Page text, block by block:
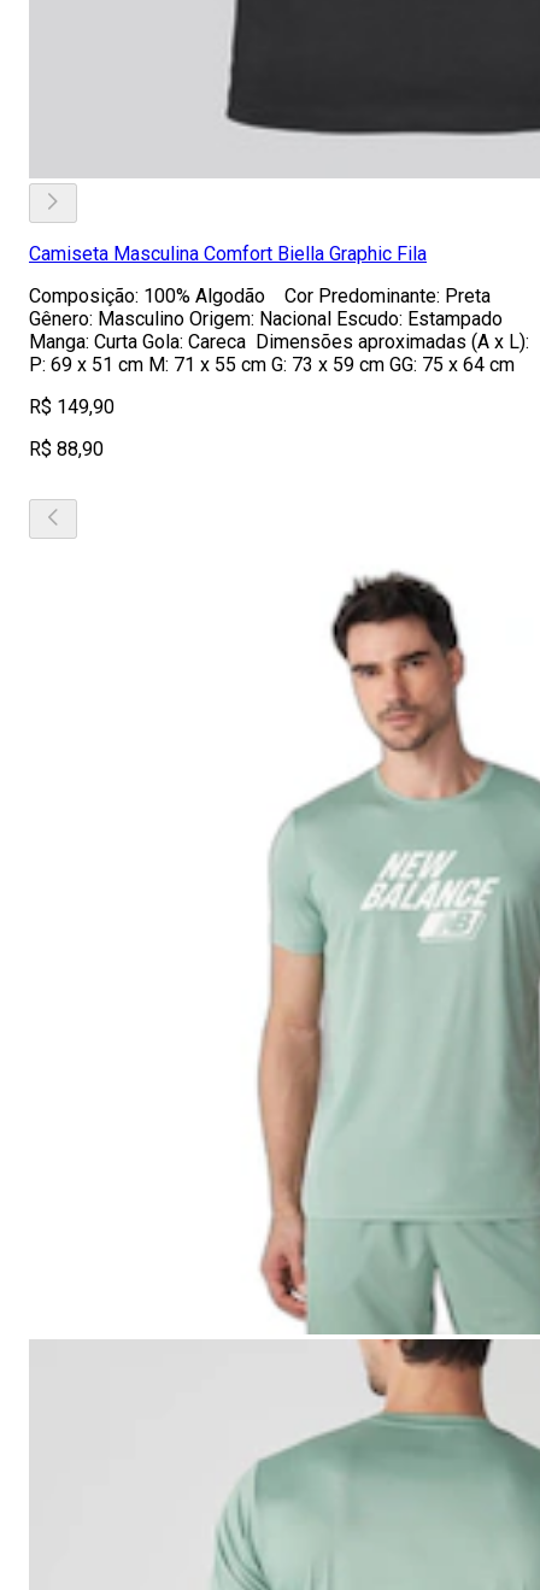
Camiseta Masculina Comfort Biella Graphic Fila
Composição: 100% Algodão Cor Predominante: Preta
Gênero: Masculino Origem: Nacional Escudo: Estampado
Manga: Curta Gola: Careca Dimensões aproximadas (A x L):
P: 69 x 51 cm M: 71 x 55 cm G: 73 x 59 cm GG: 75 x 64 cm
R$ 149,90
R$ 88,90